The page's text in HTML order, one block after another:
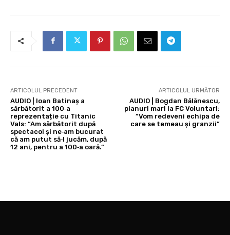
ARTICOLUL PRECEDENT
AUDIO | Ioan Batinaș a
sărbătorit a 100‑a
reprezentație cu Titanic
Vals: “Am sărbătorit după
spectacol și ne‑am bucurat
că am putut să‑l jucăm, după
12 ani, pentru a 100‑a oară.”
ARTICOLUL URMĂTOR
AUDIO | Bogdan Bălănescu,
planuri mari la FC Voluntari:
”Vom redeveni echipa de
care se temeau și granzii”